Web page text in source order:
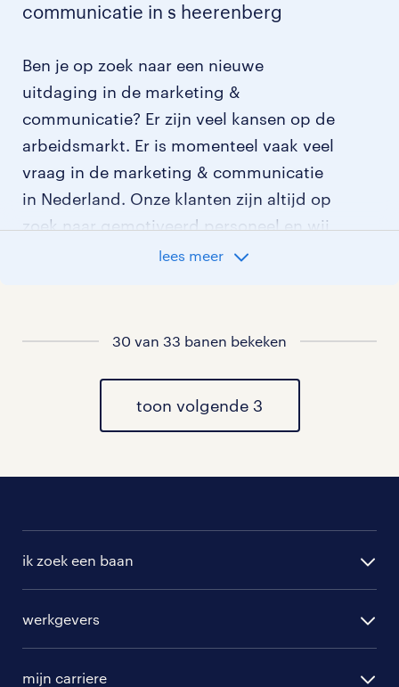
communicatie in s heerenberg
Ben je op zoek naar een nieuwe
uitdaging in de marketing &
communicatie? Er zijn veel kansen op de
arbeidsmarkt. Er is momenteel vaak veel
vraag in de marketing & communicatie
in Nederland. Onze klanten zijn altijd op
zoek naar gemotiveerd personeel en wij
kijken graag samen met je naar de
meest recente vacatures.
lees meer
30 van 33 banen bekeken
toon volgende 3
ik zoek een baan
randstad professional
werkgevers
mijn carriere